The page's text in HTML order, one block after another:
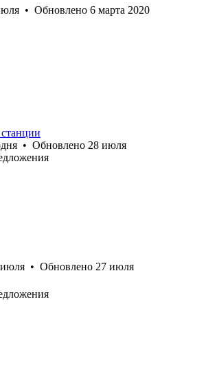
• Обновлено 6 марта 2020
• Обновлено 28 июля
• Обновлено 27 июля